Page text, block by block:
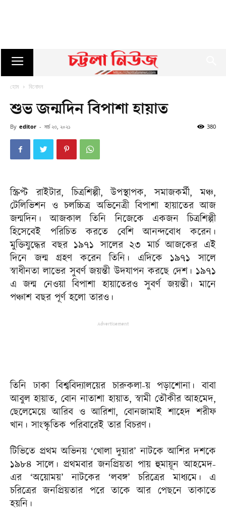
হোম বিনোদন
শুভ জন্মদিন বিপাশা হায়াত
By editor - মার্চ ২৩, ২০২১ 380
স্ক্রিপ্ট রাইটার, চিত্রশিল্পী, উপস্থাপক, সমাজকর্মী, মঞ্চ,
টেলিভিশন ও চলচ্চিত্র অভিনেত্রী বিপাশা হায়াতের আজ
জন্মদিন। আজকাল তিনি নিজেকে একজন চিত্রশিল্পী
হিসেবেই পরিচিত করতে বেশি আনন্দবোধ করেন।
মুক্তিযুদ্ধের বছর ১৯৭১ সালের ২৩ মার্চ আজকের এই
দিনে জন্ম গ্রহণ করেন তিনি। এদিকে ১৯৭১ সালে
স্বাধীনতা লাভের সুবর্ণ জয়ন্তী উদযাপন করছে দেশ। ১৯৭১
এ জন্ম নেওয়া বিপাশা হায়াতেরও সুবর্ণ জয়ন্তী। মানে
পঞ্চাশ বছর পূর্ণ হলো তারও।
Advertisement
তিনি ঢাকা বিশ্ববিদ্যালয়ের চারুকলা-য় পড়াশোনা। বাবা
আবুল হায়াত, বোন নাতাশা হায়াত, স্বামী তৌকীর আহমেদ,
ছেলেমেয়ে আরিব ও আরিশা, বোনজামাই শাহেদ শরীফ
খান। সাংস্কৃতিক পরিবারেই তার বিচরণ।
টিভিতে প্রথম অভিনয় ‘খোলা দুয়ার’ নাটকে আশির দশকে
১৯৮৪ সালে। প্রথমবার জনপ্রিয়তা পায় হুমায়ূন আহমেদ-
এর ‘অয়োময়’ নাটকের ‘লবঙ্গ’ চরিত্রের মাধ্যমে। এ
চরিত্রের জনপ্রিয়তার পরে তাকে আর পেছনে তাকাতে
হয়নি।